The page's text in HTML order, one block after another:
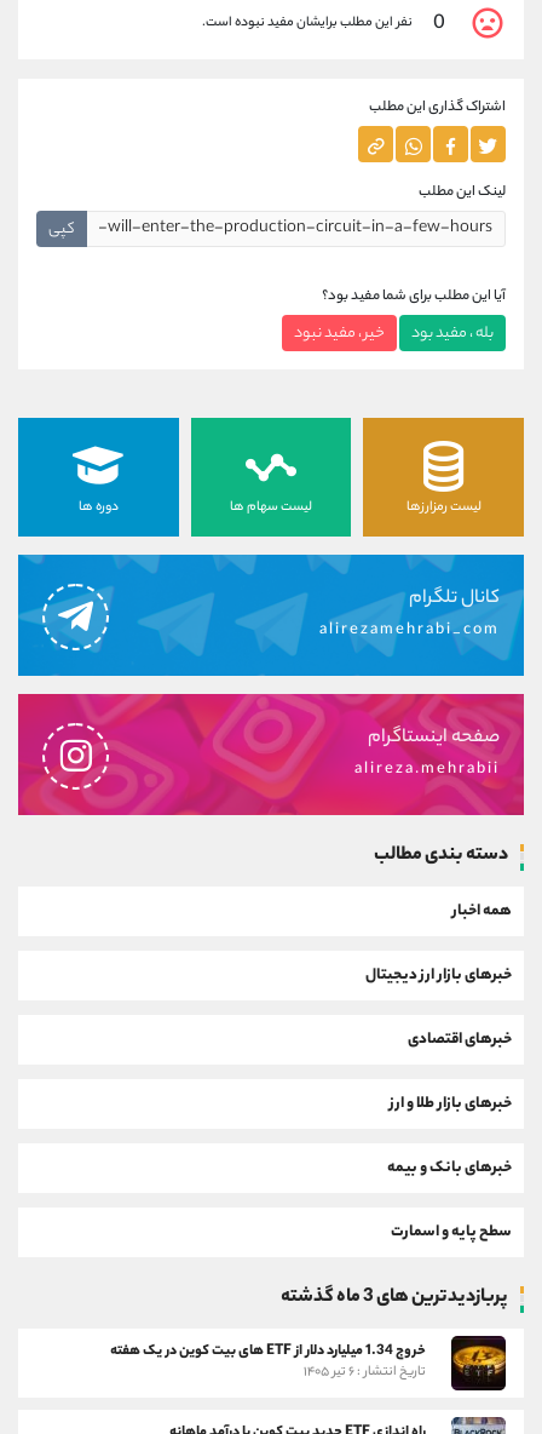
0 نفر این مطلب برایشان مفید نبوده است.
اشتراک گذاری این مطلب
لینک این مطلب
کپی
آیا این مطلب برای شما مفید بود؟
بله ، مفید بود خیر ، مفید نبود
لیست رمزارزها لیست سهام ها دوره ها
کانال تلگرام
alirezamehrabi_com
صفحه اینستاگرام
alireza.mehrabii
دسته بندی مطالب
همه اخبار
خبرهای بازار ارز دیجیتال
خبرهای اقتصادی
خبرهای بازار طلا و ارز
خبرهای بانک و بیمه
سطح پایه و اسمارت
پربازدیدترین های 3 ماه گذشته
خروج 1.34 میلیارد دلار از ETF های بیت کوین در یک هفته
تاریخ انتشار : ۶ تیر ۱۴۰۵